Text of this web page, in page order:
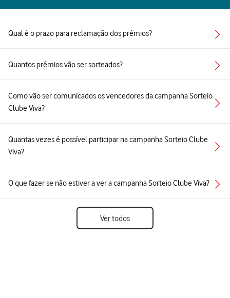
Qual é o prazo para reclamação dos prémios?
Quantos prémios vão ser sorteados?
Como vão ser comunicados os vencedores da campanha Sorteio
Clube Viva?
Quantas vezes é possível participar na campanha Sorteio Clube
Viva?
O que fazer se não estiver a ver a campanha Sorteio Clube Viva?
Ver todos